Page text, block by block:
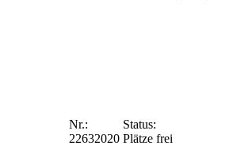
Nr.:
22632020
Status:
Plätze frei